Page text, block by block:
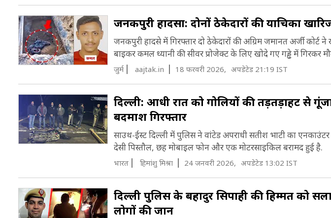
जनकपुरी हादसा: दोनों ठेकेदारों की याचिका
जनकपुरी हादसे में गिरफ्तार दो ठेकेदारों की अग्रिम जमानत अर्जी कोर्ट
बाइकर कमल ध्यानी की सीवर प्रोजेक्ट के लिए खोदे गए गड्ढे में गिरकर
जुर्म aajtak.in 18 फरवरी 2026, अपडेटेड 21:19 IST
दिल्ली: आधी रात को गोलियों की तड़तड़ाहट से
बदमाश गिरफ्तार
साउथ-ईस्ट दिल्ली में पुलिस ने वांटेड अपराधी सतीश भाटी का
देसी पिस्तौल, छह मोबाइल फोन और एक मोटरसाइकिल बरामद हुई है.
भारत हिमांशु मिश्रा 24 जनवरी 2026, अपडेटेड 13:02 IST
दिल्ली पुलिस के बहादुर सिपाही की हिम्मत को
लोगों की जान